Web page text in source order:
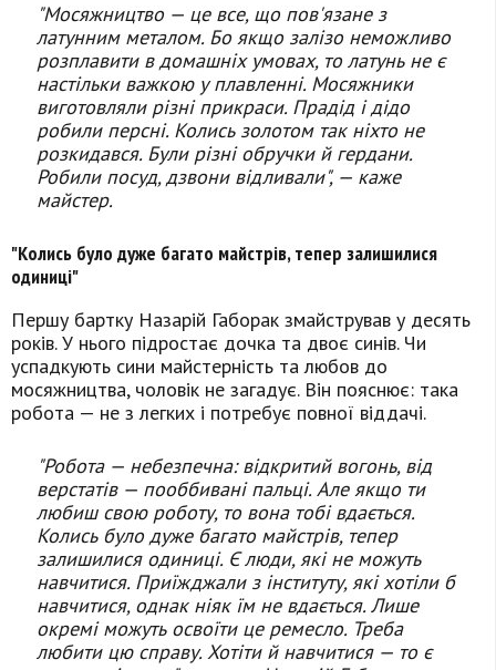
"Мосяжництво — це все, що пов'язане з
латунним металом. Бо якщо залізо неможливо
розплавити в домашніх умовах, то латунь не є
настільки важкою у плавленні. Мосяжники
виготовляли різні прикраси. Прадід і дідо
робили персні. Колись золотом так ніхто не
розкидався. Були різні обручки й гердани.
Робили посуд, дзвони відливали", — каже
майстер.
"Колись було дуже багато майстрів, тепер залишилися
одиниці"
Першу бартку Назарій Габорак змайстрував у десять
років. У нього підростає дочка та двоє синів. Чи
успадкують сини майстерність та любов до
мосяжництва, чоловік не загадує. Він пояснює: така
робота — не з легких і потребує повної віддачі.
"Робота — небезпечна: відкритий вогонь, від
верстатів — пооббивані пальці. Але якщо ти
любиш свою роботу, то вона тобі вдається.
Колись було дуже багато майстрів, тепер
залишилися одиниці. Є люди, які не можуть
навчитися. Приїжджали з інституту, які хотіли б
навчитися, однак ніяк їм не вдається. Лише
окремі можуть освоїти це ремесло. Треба
любити цю справу. Хотіти й навчитися — то є